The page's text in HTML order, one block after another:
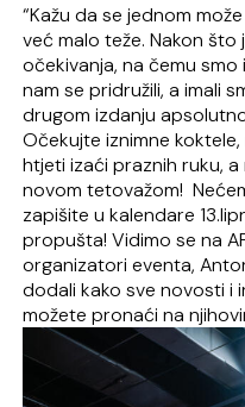
“Kažu da se jednom
već malo teže. Nakon što
očekivanja, na čemu smo
nam se pridružili, a imali
drugom izdanju
Očekujte iznimne
htjeti izaći praznih ruku,
novom tetovažom!
zapišite u kalendare
propušta! Vidimo se na
organizatori eventa,
dodali kako sve novosti i
možete pronaći na